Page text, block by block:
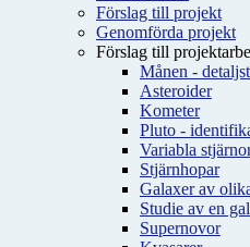
Förslag till projekt
Genomförda projekt
Förslag till
Månen -
Asteroider
Kometer
Pluto -
Variabla
Stjärnhopar
Galaxer av
Studie av en
Supernovor